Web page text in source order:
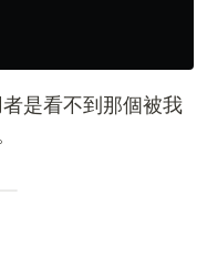
是看不到那個被我